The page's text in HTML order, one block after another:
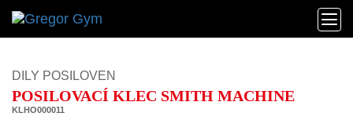
DILY POSILOVEN
POSILOVACÍ KLEC SMITH MACHINE
KLHO000011